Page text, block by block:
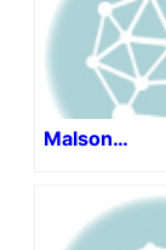
Malson…